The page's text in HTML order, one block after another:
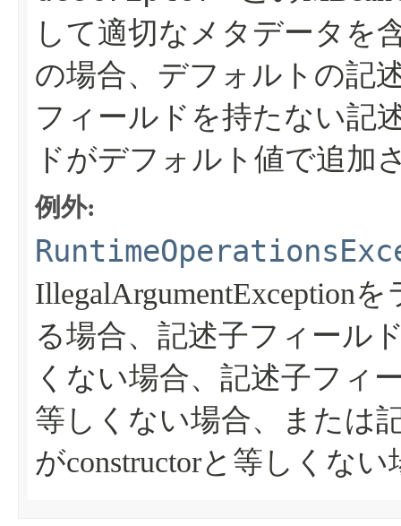
して適切なメタデータを
の場合、デフォルトの記
フィールドを持たない記
ドがデフォルト値で追加
例外:
IllegalArgumentException
る場合、記述子フィール
くない場合、記述子フィ
等しくない場合、または
がconstructorと等しくない